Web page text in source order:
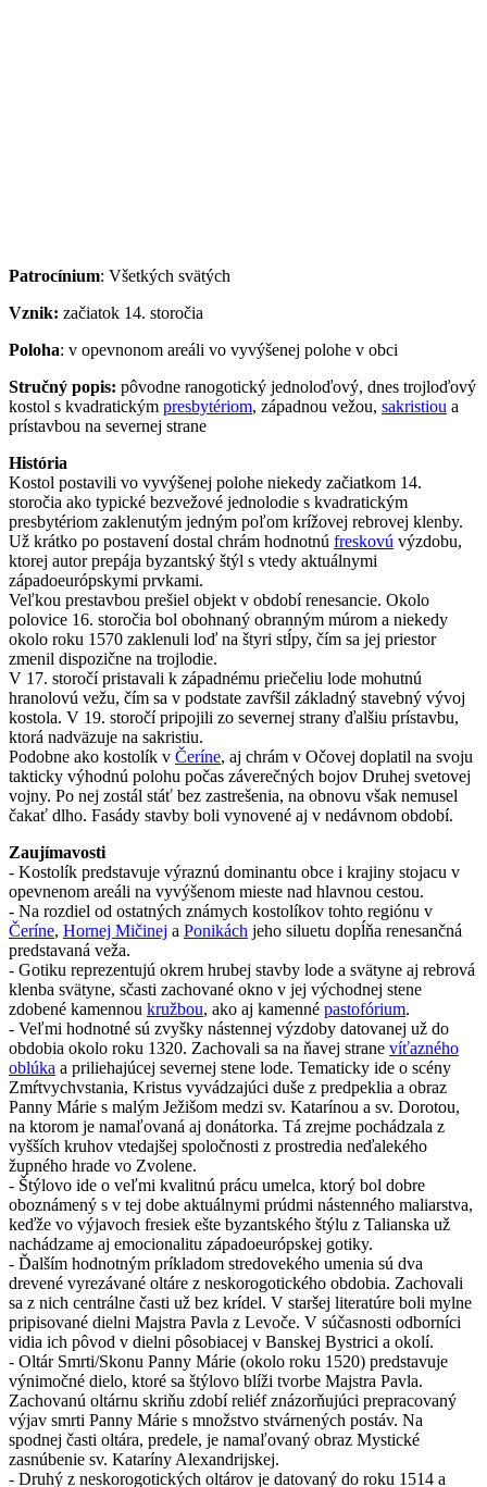
Patrocínium: Všetkých svätých
Vznik: začiatok 14. storočia
Poloha: v opevnonom areáli vo vyvýšenej polohe v obci
Stručný popis: pôvodne ranogotický jednoloďový, dnes trojloďový
kostol s kvadratickým presbytériom, západnou vežou, sakristiou a
prístavbou na severnej strane
História
Kostol postavili vo vyvýšenej polohe niekedy začiatkom 14.
storočia ako typické bezvežové jednolodie s kvadratickým
presbytériom zaklenutým jedným poľom krížovej rebrovej klenby.
Už krátko po postavení dostal chrám hodnotnú freskovú výzdobu,
ktorej autor prepája byzantský štýl s vtedy aktuálnymi
západoeurópskymi prvkami.
Veľkou prestavbou prešiel objekt v období renesancie. Okolo
polovice 16. storočia bol obohnaný obranným múrom a niekedy
okolo roku 1570 zaklenuli loď na štyri stĺpy, čím sa jej priestor
zmenil dispozične na trojlodie.
V 17. storočí pristavali k západnému priečeliu lode mohutnú
hranolovú vežu, čím sa v podstate zavŕšil základný stavebný vývoj
kostola. V 19. storočí pripojili zo severnej strany ďalšiu prístavbu,
ktorá nadväzuje na sakristiu.
Podobne ako kostolík v Čeríne, aj chrám v Očovej doplatil na svoju
takticky výhodnú polohu počas záverečných bojov Druhej svetovej
vojny. Po nej zostál stáť bez zastrešenia, na obnovu však nemusel
čakať dlho. Fasády stavby boli vynovené aj v nedávnom období.
Zaujímavosti
- Kostolík predstavuje výraznú dominantu obce i krajiny stojacu v
opevnenom areáli na vyvýšenom mieste nad hlavnou cestou.
- Na rozdiel od ostatných známych kostolíkov tohto regiónu v
Čeríne, Hornej Mičinej a Ponikách jeho siluetu dopĺňa renesančná
predstavaná veža.
- Gotiku reprezentujú okrem hrubej stavby lode a svätyne aj rebrová
klenba svätyne, sčasti zachované okno v jej východnej stene
zdobené kamennou kružbou, ako aj kamenné pastofórium.
- Veľmi hodnotné sú zvyšky nástennej výzdoby datovanej už do
obdobia okolo roku 1320. Zachovali sa na ňavej strane víťazného
oblúka a priliehajúcej severnej stene lode. Tematicky ide o scény
Zmŕtvychvstania, Kristus vyvádzajúci duše z predpeklia a obraz
Panny Márie s malým Ježišom medzi sv. Katarínou a sv. Dorotou,
na ktorom je namaľovaná aj donátorka. Tá zrejme pochádzala z
vyšších kruhov vtedajšej spoločnosti z prostredia neďalekého
župného hrade vo Zvolene.
- Štýlovo ide o veľmi kvalitnú prácu umelca, ktorý bol dobre
oboznámený s v tej dobe aktuálnymi prúdmi nástenného maliarstva,
keďže vo výjavoch fresiek ešte byzantského štýlu z Talianska už
nachádzame aj emocionalitu západoeurópskej gotiky.
- Ďalším hodnotným príkladom stredovekého umenia sú dva
drevené vyrezávané oltáre z neskorogotického obdobia. Zachovali
sa z nich centrálne časti už bez krídel. V staršej literatúre boli mylne
pripisované dielni Majstra Pavla z Levoče. V súčasnosti odborníci
vidia ich pôvod v dielni pôsobiacej v Banskej Bystrici a okolí.
- Oltár Smrti/Skonu Panny Márie (okolo roku 1520) predstavuje
výnimočné dielo, ktoré sa štýlovo blíži tvorbe Majstra Pavla.
Zachovanú oltárnu skriňu zdobí reliéf znázorňujúci prepracovaný
výjav smrti Panny Márie s množstvo stvárnených postáv. Na
spodnej časti oltára, predele, je namaľovaný obraz Mystické
zasnúbenie sv. Kataríny Alexandrijskej.
- Druhý z neskorogotických oltárov je datovaný do roku 1514 a